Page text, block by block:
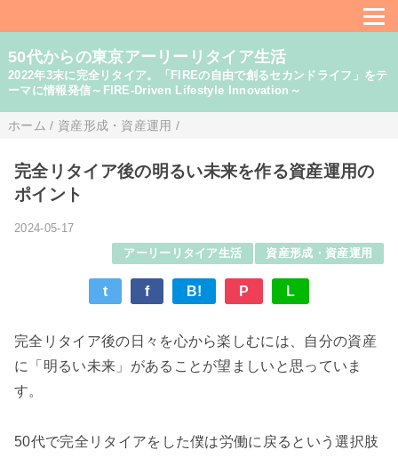
50代からの東京アーリーリタイア生活
2022年3末に完全リタイア。「FIREの自由で創るセカンドライフ」をテ
ーマに情報発信～FIRE-Driven Lifestyle Innovation～
ホーム / 資産形成・資産運用 /
完全リタイア後の明るい未来を作る資産運用の
ポイント
2024-05-17
アーリーリタイア生活
資産形成・資産運用
t f B! P L
完全リタイア後の日々を心から楽しむには、自分の資産
に「明るい未来」があることが望ましいと思っていま
す。
50代で完全リタイアをした僕は労働に戻るという選択肢